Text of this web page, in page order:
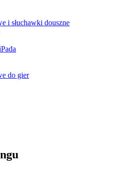
i słuchawki douszne
do gier